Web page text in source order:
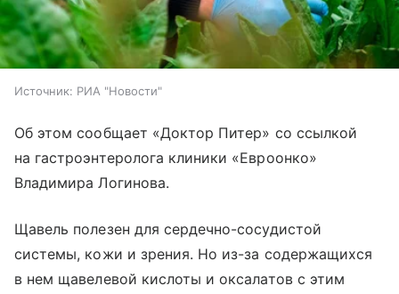
Источник: РИА "Новости"
Об этом сообщает «Доктор Питер» со ссылкой
на гастроэнтеролога клиники «Евроонко»
Владимира Логинова.
Щавель полезен для сердечно-сосудистой
системы, кожи и зрения. Но из-за содержащихся
в нем щавелевой кислоты и оксалатов с этим